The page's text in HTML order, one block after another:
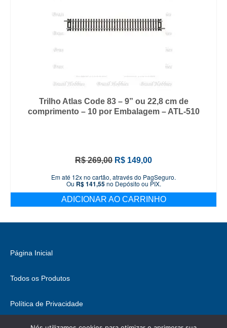
Trilho Atlas Code 83 – 9” ou 22,8 cm de
comprimento – 10 por Embalagem – ATL-510
R$269,00 O
original
era:
R$ 269,00.
R$ 149,00O
atual
é:
R$ 149,00.
Em até 12x no cartão, através do PagSeguro.
Ou R$141,55no Depósito ou PIX.
ADICIONAR AO CARRINHO
Página Inicial
Todos os Produtos
Política de Privacidade